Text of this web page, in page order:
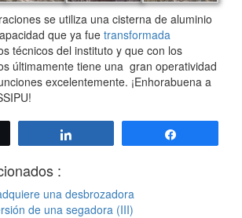
se utiliza una cisterna de aluminio
que ya fue transformada
técnicos del instituto y que con los
últimamente tiene una gran operatividad
excelentemente. ¡Enhorabuena a
:
una desbrozadora
de una segadora (III)